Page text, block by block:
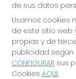
Y
de sus datos
Usamos cookies
de este sitio web
propias y de
publicidad según
CONFIGURAR sus
Cookies AQUÍ.